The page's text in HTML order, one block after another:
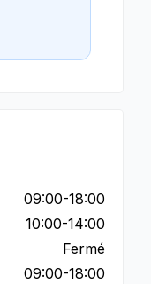
09:00-18:00
10:00-14:00
Fermé
09:00-18:00